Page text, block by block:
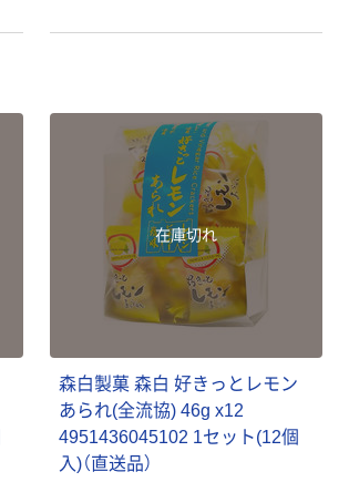
在庫切れ
森白製菓 森白 好きっとレモン
あられ(全流協) 46g x12
4951436045102 1セット(12個
入)（直送品）